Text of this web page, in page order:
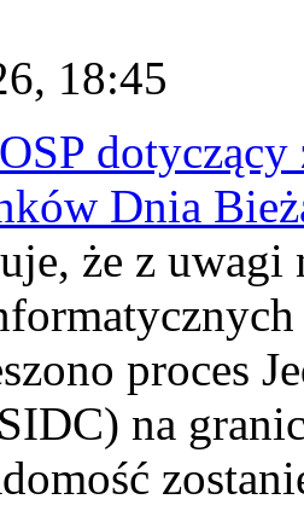
18:45
dotyczący
Dnia
że z uwagi
proces
na